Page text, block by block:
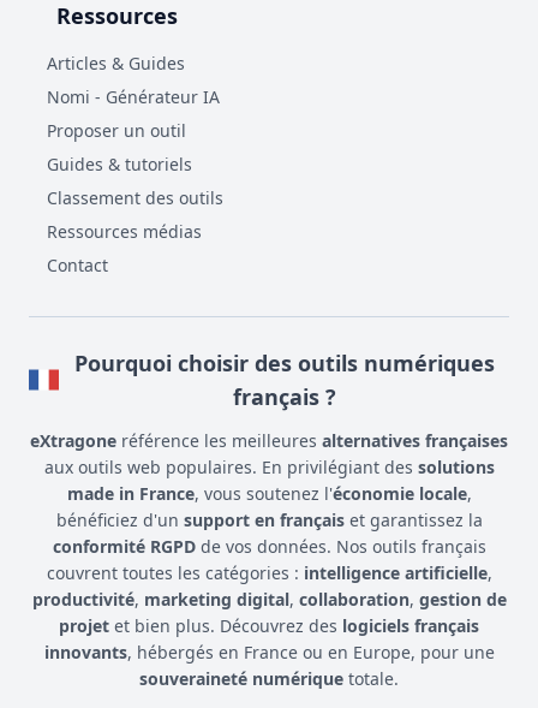
Ressources
Articles & Guides
Nomi - Générateur IA
Proposer un outil
Guides & tutoriels
Classement des outils
Ressources médias
Contact
Pourquoi choisir des outils numériques
français ?
eXtragone référence les meilleures alternatives françaises
aux outils web populaires. En privilégiant des solutions
made in France, vous soutenez l'économie locale,
bénéficiez d'un support en françaiset garantissez la
conformité RGPDde vos données. Nos outils français
couvrent toutes les catégories : intelligence artificielle,
productivité, marketing digital, collaboration, gestion de
projet et bien plus. Découvrez des logiciels français
innovants, hébergés en France ou en Europe, pour une
souveraineté numérique totale.